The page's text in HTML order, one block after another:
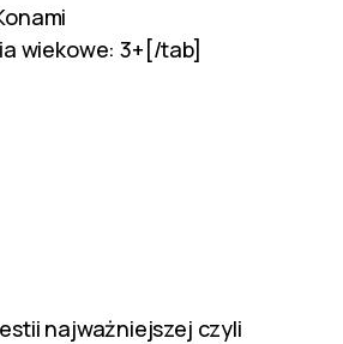
wiekowe: 3+[/tab]
najważniejszej czyli